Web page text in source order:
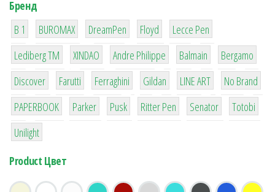
Бренд
B 1
1
BUROMAX
1
DreamPen
2
Floyd
2
Lecce Pen
3
Lediberg ТМ
3
XINDAO
1
Andre Philippe
4
Balmain
26
Bergamo
64
Discover
299
Farutti
4
Ferraghini
42
Gildan
4
LINE ART
90
No Brand
8
PAPERBOOK
6
Parker
2
Pusk
22
Ritter Pen
15
Senator
43
Totobi
1
Unilight
Product Цвет